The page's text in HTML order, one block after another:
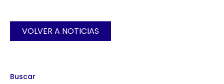
VOLVER A NOTICIAS
Buscar